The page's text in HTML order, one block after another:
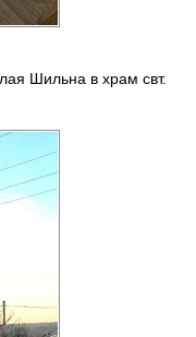
Шильна в храм свт.